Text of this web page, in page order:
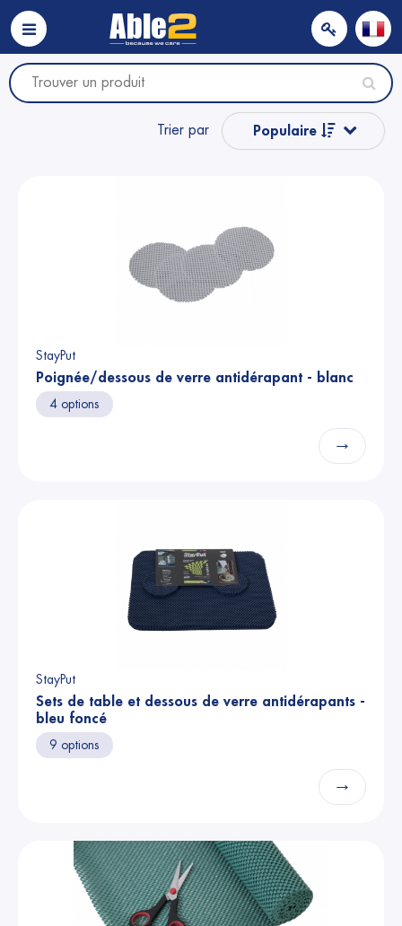
Trier par Populaire
Prix
Prix
StayPut
Poignée/dessous de verre antidérapant - blanc
4 options
→
StayPut
Sets de table et dessous de verre antidérapants -
bleu foncé
9 options
→